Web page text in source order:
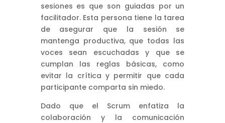
sesiones es que son guiadas por un
facilitador. Esta persona tiene la tarea
de asegurar que la sesión se
mantenga productiva, que todas las
voces sean escuchadas y que se
cumplan las reglas básicas, como
evitar la crítica y permitir que cada
participante comparta sin miedo.
Dado que el Scrum enfatiza la
colaboración y la comunicación